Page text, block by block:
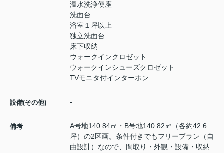
温水洗浄便座
洗面台
浴室１坪以上
独立洗面台
床下収納
ウォークインクロゼット
ウォークインシューズクロゼット
TVモニタ付インターホン
設備(その他) -
備考
A号地140.84㎡・B号地140.82㎡（各約42.6
坪）の2区画。条件付きでもフリープラン（自
由設計）なので、間取り・外観・設備・収納